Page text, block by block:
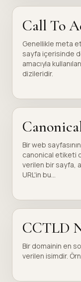
Call To
Genellikle meta
sayfa içerisinde
amacıyla
dizileridir.
Bir web
canonical etiketi
verilen bir sayfa,
URL'in bu...
CCTLD
Bir domainin en
verilen isimdir.